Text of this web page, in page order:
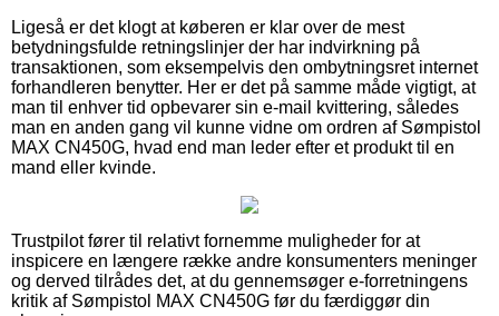
Ligeså er det klogt at køberen er klar over de mest
betydningsfulde retningslinjer der har indvirkning på
transaktionen, som eksempelvis den ombytningsret internet
forhandleren benytter. Her er det på samme måde vigtigt, at
man til enhver tid opbevarer sin e-mail kvittering, således
man en anden gang vil kunne vidne om ordren af Sømpistol
MAX CN450G, hvad end man leder efter et produkt til en
mand eller kvinde.
Trustpilot fører til relativt fornemme muligheder for at
inspicere en længere række andre konsumenters meninger
og derved tilrådes det, at du gennemsøger e-forretningens
kritik af Sømpistol MAX CN450G før du færdiggør din